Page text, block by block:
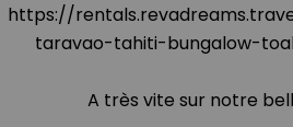
https://
taravao-tahiti-bungalow-
A très vite sur notre